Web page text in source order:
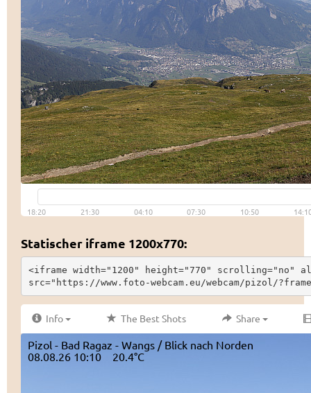
Statischer iframe 1200x770:
<iframe width="1200" height="770" scrolling="no"